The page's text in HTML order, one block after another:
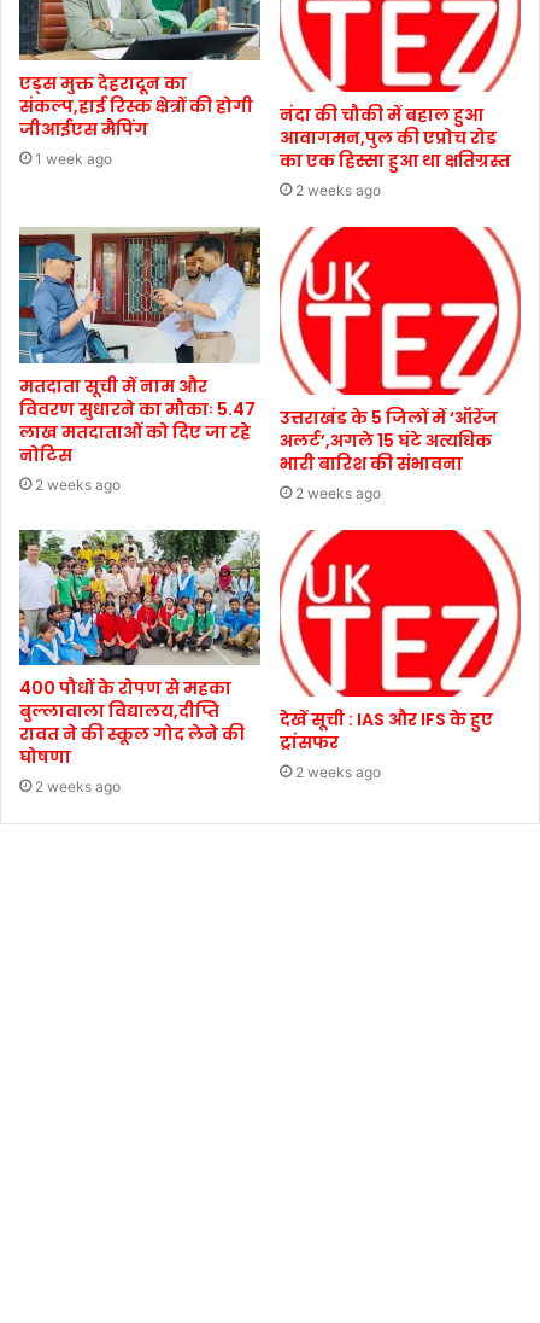
एड्स मुक्त देहरादून का
संकल्प,हाई रिस्क क्षेत्रों की होगी
जीआईएस मैपिंग
1 week ago
नंदा की चौकी में बहाल हुआ
आवागमन,पुल की एप्रोच रोड
का एक हिस्सा हुआ था क्षतिग्रस्त
2 weeks ago
मतदाता सूची में नाम और
विवरण सुधारने का मौकाः 5.47
लाख मतदाताओं को दिए जा रहे
नोटिस
2 weeks ago
उत्तराखंड के 5 जिलों में ‘ऑरेंज
अलर्ट’,अगले 15 घंटे अत्यधिक
भारी बारिश की संभावना
2 weeks ago
400 पौधों के रोपण से महका
बुल्लावाला विद्यालय,दीप्ति
रावत ने की स्कूल गोद लेने की
घोषणा
2 weeks ago
देखें सूची : IAS और IFS के हुए
ट्रांसफर
2 weeks ago